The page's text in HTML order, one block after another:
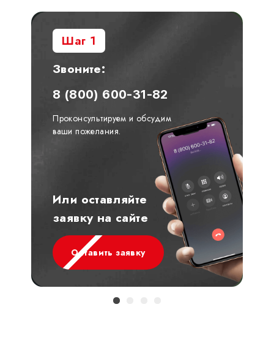
Шаг 1
Звоните:
8 (800) 600-31-82
Проконсультируем и обсудим
ваши пожелания.
Или оставляйте
заявку на сайте
Оставить заявку